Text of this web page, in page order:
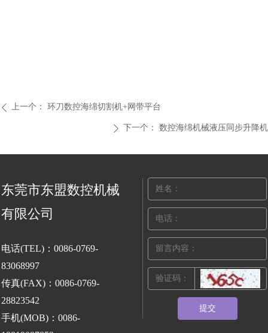
ꄴ 上一个： 环刀数控海绵切割机+网带平台
ꄲ 下一个： 数控海绵机械液压同步升降机
东莞市东盟数控机械
有限公司
电话(TEL)：0086-0769-
83068997
传真(FAX)：0086-0769-
28823542
手机(MOB)：0086-
提交